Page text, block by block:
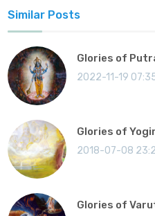
Similar Posts
Glories of
2022-11-19
Glories of
2018-07-08
Glories of